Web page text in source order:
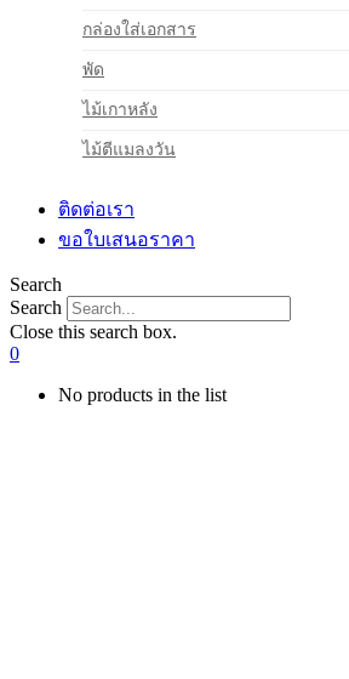
กล่องใส่เอกสาร
พัด
ไม้เกาหลัง
ไม้ตีแมลงวัน
ติดต่อเรา
ขอใบเสนอราคา
Search
Search
Close this search box.
0
No products in the list